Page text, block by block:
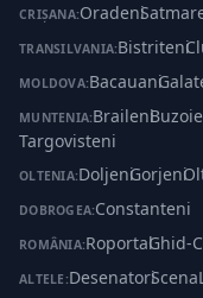
CRIȘANA:Oradeni·
TRANSILVANIA:Bistriteni·
MOLDOVA:Bacauani·
MUNTENIA:Braileni·
Targovisteni
OLTENIA:Doljeni·Gorjeni·
DOBROGEA:Constanteni
ROMÂNIA:Roportal·Ghid-
ALTELE:Desenatori·